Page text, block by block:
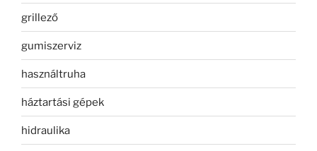
grillező
gumiszerviz
használtruha
háztartási gépek
hidraulika